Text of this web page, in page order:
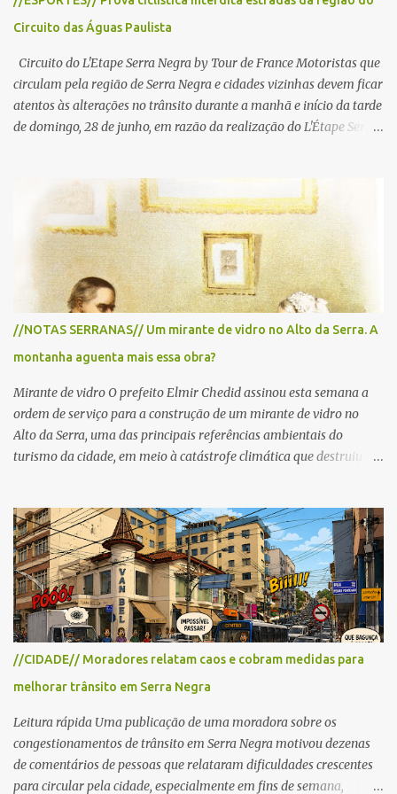
Circuito das Águas Paulista
Circuito do L'Etape Serra Negra by Tour de France Motoristas que
circulam pela região de Serra Negra e cidades vizinhas devem ficar
atentos às alterações no trânsito durante a manhã e início da tarde
de domingo, 28 de junho, em razão da realização do L'Étape Serra
reunirá atletas de diferentes regiões do país e terá percursos
passando pelos municípios de Serra Negra, Amparo, Monte Alegre
do Sul, Lindoia e Socorro. Para garantir a segurança dos
participantes e do público, diversos trechos de rodovias e estradas
da região serão interditados temporariamente ao longo da prova.
A largada será na Rua Coronel Pedro Penteado, em Serra Negra,
cronograma da organização e de todas as prefeituras envolvidas,
as interdições ocorrerão de forma programada e os trechos serão
//NOTAS SERRANAS// Um mirante de vidro no Alto da Serra. A
montanha aguenta mais essa obra?
Mirante de vidro O prefeito Elmir Chedid assinou esta semana a
ordem de serviço para a construção de um mirante de vidro no
Alto da Serra, uma das principais referências ambientais do
turismo da cidade, em meio à catástrofe climática que destruiu o
ambiental nas políticas públicas. Preservação permanente O Alto
da Serra está localizado em uma das Áreas de Preservação
Permanente no município, chamadas de APP no Código Florestal
Brasileiro, Lei nº 12.651/12. As APPS são protegidas com a função
ambiental de preservar os recursos hídricos, a paisagem, a
proteção do solo e a biodiversidade para assegurar a qualidade de
transmissão de televisão e telefonia celular, contêineres de uso
comercial, sanitário público, pequenas construções e uma rampa
obra? Im...
//CIDADE// Moradores relatam caos e cobram medidas para
melhorar trânsito em Serra Negra
Leitura rápida Uma publicação de uma moradora sobre os
congestionamentos de trânsito em Serra Negra motivou dezenas
de comentários de pessoas que relataram dificuldades crescentes
para circular pela cidade, especialmente em fins de semana,